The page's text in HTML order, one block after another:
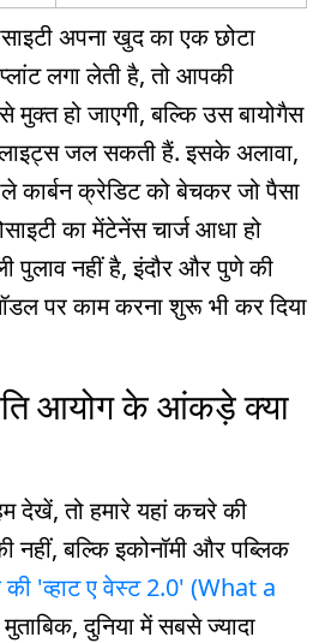
अपना खुद का एक छोटा
लगा लेती है, तो आपकी
मुक्त हो जाएगी, बल्कि उस बायोगैस
लाइट्स जल सकती हैं. इसके अलावा,
कार्बन क्रेडिट को बेचकर जो पैसा
का मेंटेनेंस चार्ज आधा हो
पुलाव नहीं है, इंदौर और पुणे की
पर काम करना शुरू भी कर दिया
आयोग के आंकड़े क्या
देखें, तो हमारे यहां कचरे की
नहीं, बल्कि इकोनॉमी और पब्लिक
की 'व्हाट ए वेस्ट 2.0' (What a
दुनिया में सबसे ज्यादा